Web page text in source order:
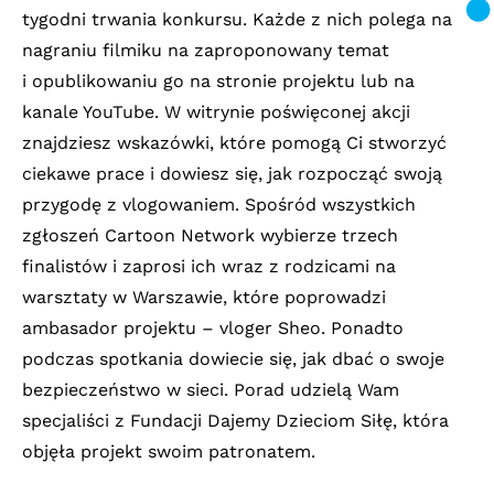
tygodni trwania konkursu. Każde z nich polega na
nagraniu filmiku na zaproponowany temat
i opublikowaniu go na stronie projektu lub na
kanale YouTube. W witrynie poświęconej akcji
znajdziesz wskazówki, które pomogą Ci stworzyć
ciekawe prace i dowiesz się, jak rozpocząć swoją
przygodę z vlogowaniem. Spośród wszystkich
zgłoszeń Cartoon Network wybierze trzech
finalistów i zaprosi ich wraz z rodzicami na
warsztaty w Warszawie, które poprowadzi
ambasador projektu – vloger Sheo. Ponadto
podczas spotkania dowiecie się, jak dbać o swoje
bezpieczeństwo w sieci. Porad udzielą Wam
specjaliści z Fundacji Dajemy Dzieciom Siłę, która
objęła projekt swoim patronatem.